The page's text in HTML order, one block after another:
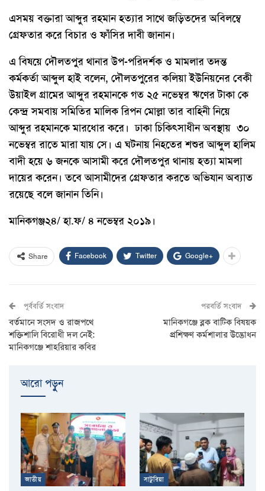
এসময় বক্তারা আব্দুর রহমান হত্যার সাথে জড়িতদের অবিলম্বে
গ্রেফতার করে বিচার ও ফাঁসির দাবী জানান।
এ বিষয়ে দৌলতপুর থানার উপ-পরিদর্শক ও মামলার তদন্ত
কর্মকর্তা আব্দুল হাই বলেন, দৌলতপুরের কলিয়া ইউনিয়নের বেকী
উয়াইল গ্রামের আব্দুর রহমানকে গত ২৫ নভেম্বর ঋণের টাকা কে
কেন্দ্র সমবায় সমিতির মালিক রিপন মোল্লা তার বাহিনী নিয়ে
আব্দুর রহমানকে মারধোর করে। ঢাকা চিকিৎসাধীন অবস্থায় ৩০
নভেম্বর রাতে মারা যায় সে। এ ঘটনায় নিহতের শশুর আব্দুল হালিম
বাদী হয়ে ৬ জনকে আসামী করে দৌলতপুর থানায় হত্যা মামলা
দায়ের করেন। তবে আসামীদের গ্রেফতার করতে অভিযান অব্যাত
রয়েছে বলে জানান তিনি।
মানিকগঞ্জ২৪/ হা.ফ/ ৪ নভেম্বর ২০১৯।
Share Facebook Twitter Google+
পূর্ববর্তি সংবাদ
বর্তমানে সংসদ ও রাজপথে
শক্তিশালি বিরোধী দল নেই:
মানিকগঞ্জে শাহরিয়ার কবির
পরবর্তি সংবাদ
মানিকগঞ্জে ব্লক বাটিক বিষয়ক
প্রশিক্ষণ কর্মশালার উদ্ভোধন
আরো পড়ুুন
জাতীয় সাটুরিয়া